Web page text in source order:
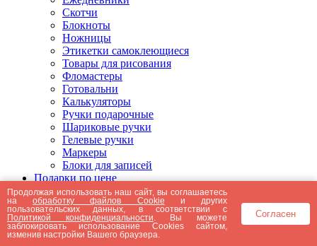
Скотчи
Блокноты
Ножницы
Этикетки самоклеющиеся
Товары для рисования
Фломастеры
Готовальни
Калькуляторы
Ручки подарочные
Шариковые ручки
Гелевые ручки
Маркеры
Блоки для записей
Подарки по цене
Подарки от 5000 рублей
Подарки до 5000 рублей
Подарки до 3000 рублей
Подарки до 2000 рублей
Подарки до 1000 рублей
Продолжая использовать наш сайт, вы соглашаетесь
наобработку файлов Cookie и других
пользовательских данных, в соответствии с
Политикой конфиденциальности . Вы можете
заблокировать использование Cookies сайтом,
изменив настройки Вашего браузера.
Согласен